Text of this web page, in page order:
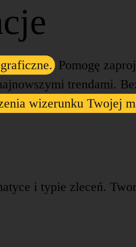
Pomogę
trendami.
wizerunku Twojej
i typie zleceń.